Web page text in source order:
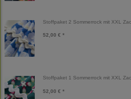
Stoffpaket 2 Sommerrock mit XXL
52,00 € *
Stoffpaket 1 Sommerrock mit XXL
52,00 € *